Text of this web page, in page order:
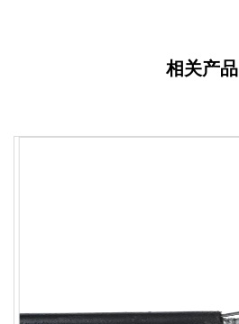
相关产品